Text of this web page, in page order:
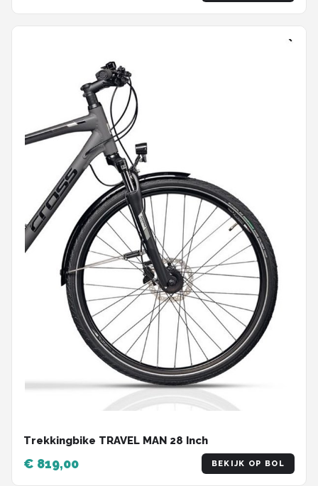
Trekkingbike TRAVEL MAN 28 Inch
€ 819,00 BEKIJK OP BOL